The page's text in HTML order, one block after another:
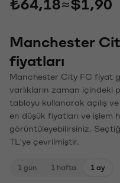
₺64,18≈$1,90
Manchester
fiyatları
Manchester City FC fiyat
varlıkların zaman içindeki
tabloyu kullanarak açılış
en düşük fiyatları ve işlem
görüntüleyebilirsiniz.
TL'ye çevrilmiştir.
1 gün 1 hafta 1 ay